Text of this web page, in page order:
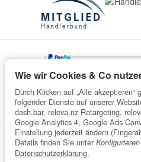
Datenschutz AGB
Batteriegesetzhinweise
Wie wir Cookies & Co
Durch Klicken auf „Alle
folgender Dienste auf unserer
dash.bar, releva.nz Retargeting,
Google Analytics 4, Google Ads
Einstellung jederzeit ändern
Details finden Sie unter Konfigurieren
Datenschutzerklärung.